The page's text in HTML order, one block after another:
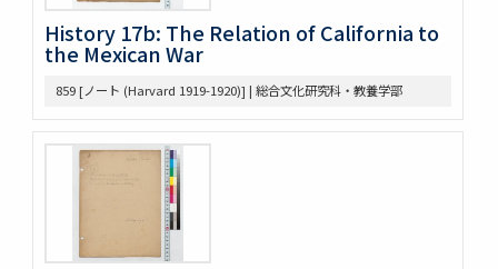
293 Pacific
304 Lincoln
371 Brown bibliography, Journal Club, U of M, 1921-22
372 Bibliography on League of Nations
373 Bibliography, Hibiya Lib’y, Carnegie Endowment
Donation
375 Bibliographical Tools, Bibliography on the Relations
bet. US + Far East
380 DOW, EARLE W. (UM) Note Taking
382 Pacific [ ] officer
History 17b: The Relation of California to
the Mexican War
859 [ノート (Harvard 1919-1920)] | 総合文化研究科・教養学部